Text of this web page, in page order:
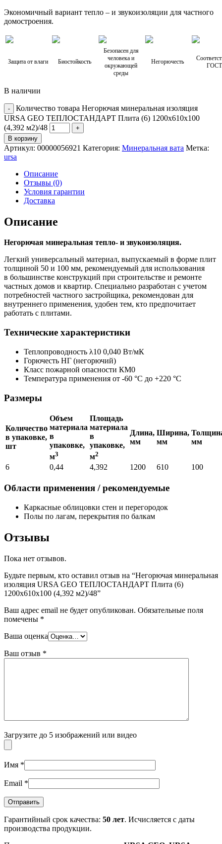
Экономичный вариант тепло – и звукоизоляции для частного
домостроения.
Защита от влаги Биостойкость
Безопасен для
человека и
окружающей
среды
Негорючесть
ГОСТ
В наличии
Количество товара Негорючая минеральная изоляция
URSA GEO ТЕПЛОСТАНДАРТ Плита (6) 1200х610х100
(4,392 м2)/48
В корзину
Артикул: 00000056921 Категория: Минеральная вата Метка:
ursa
Описание
Отзывы (0)
Условия гарантии
Доставка
Описание
Негорючая минеральная тепло- и звукоизоляция.
Легкий универсальный материал, выпускаемый в форме плит
толщиной 50 и 100 мм, рекомендуемый для использования
в большинстве конструкций при строительстве и ремонте
частных домов и квартир. Специально разработан с учетом
потребностей частного застройщика, рекомендован для
внутреннего применения, удобен тем, кто предпочитает
работать с плитами.
Технические характеристики
Теплопроводность λ10 0,040 Вт/мК
Горючесть НГ (негорючий)
Класс пожарной опасности КМ0
Температура применения от -60 °С до +220 °С
Размеры
Количество
в упаковке,
шт
Объем
материала
в
упаковке,
м3
Площадь
материала
в
упаковке,
м2
Длина,
мм
Ширина,
мм
мм
6 0,44 4,392 1200 610 100
Области применения / рекомендуемые
Каркасные облицовки стен и перегородок
Полы по лагам, перекрытия по балкам
Отзывы
Пока нет отзывов.
Будьте первым, кто оставил отзыв на “Негорючая минеральная
изоляция URSA GEO ТЕПЛОСТАНДАРТ Плита (6)
1200х610х100 (4,392 м2)/48”
Ваш адрес email не будет опубликован. Обязательные поля
помечены *
Ваша оценка
Ваш отзыв *
Загрузите до 5 изображений или видео
Имя *
Email *
Гарантийный срок качества: 50 лет. Исчисляется с даты
производства продукции.